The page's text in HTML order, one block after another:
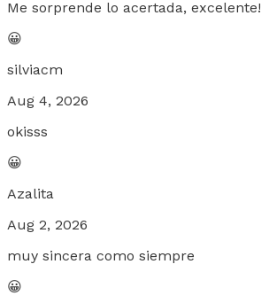
Me sorprende lo acertada, excelente!
😀
silviacm
Aug 4, 2026
okisss
😀
Azalita
Aug 2, 2026
muy sincera como siempre
😀